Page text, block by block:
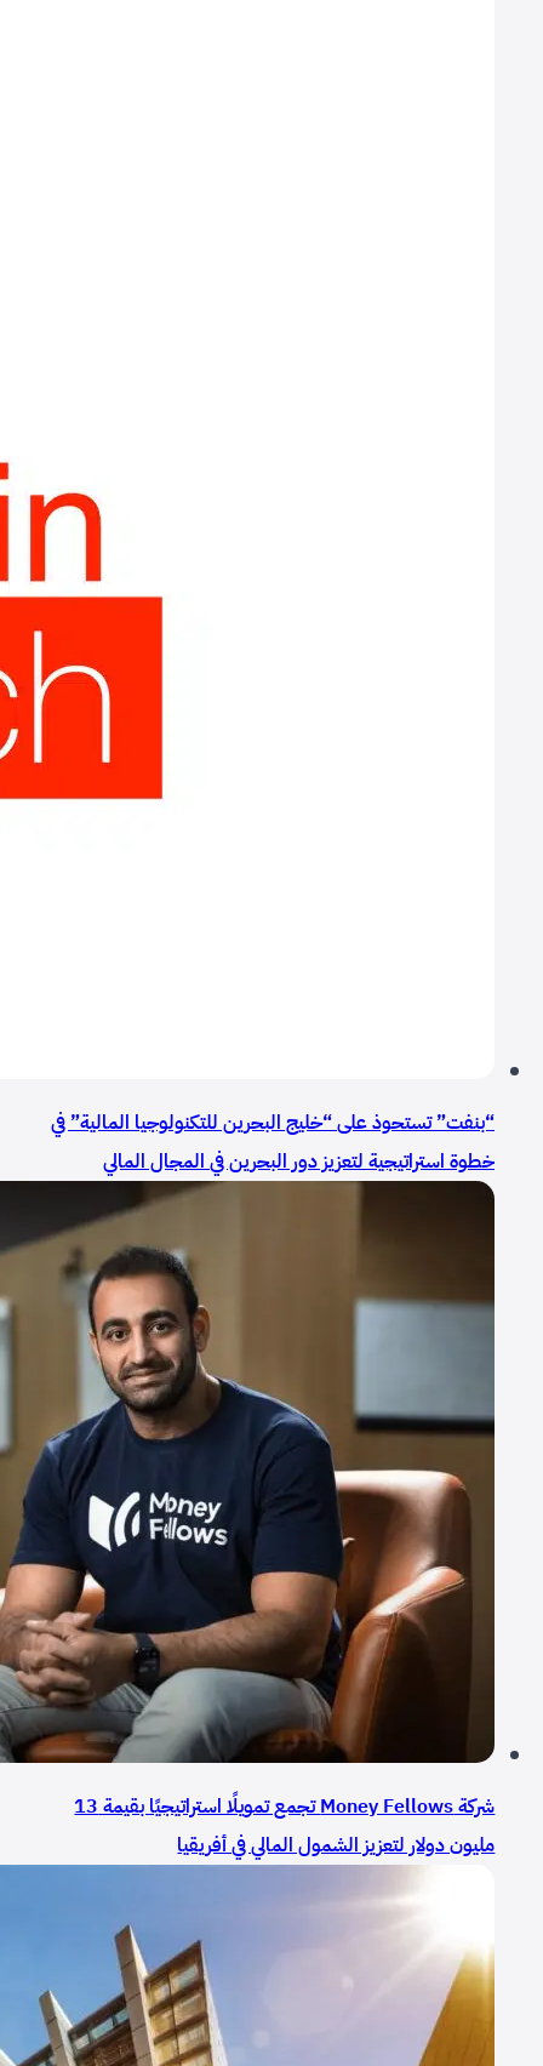
“بنفت” تستحوذ على “خليج البحرين للتكنولوجيا المالية” في
خطوة استراتيجية لتعزيز دور البحرين في المجال المالي
الرقمي
شركة Money Fellows تجمع تمويلًا استراتيجيًا بقيمة 13
مليون دولار لتعزيز الشمول المالي في أفريقيا